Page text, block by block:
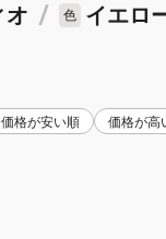
オ / 色 イエロ
価格が安い順 価格が高